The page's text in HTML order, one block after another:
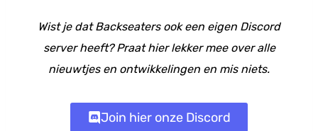
Wist je dat Backseaters ook een eigen Discord
server heeft? Praat hier lekker mee over alle
nieuwtjes en ontwikkelingen en mis niets.
Join hier onze Discord